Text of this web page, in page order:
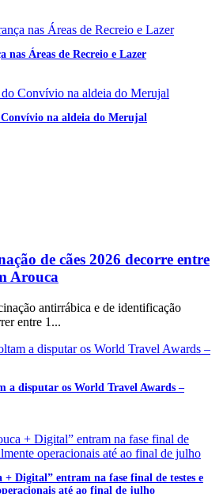
nas Áreas de Recreio e Lazer
na aldeia do Merujal
de cães 2026 decorre entre
Arouca
antirrábica e de identificação
entre 1...
a disputar os World Travel Awards –
+ Digital” entram na fase final de testes e
até ao final de julho